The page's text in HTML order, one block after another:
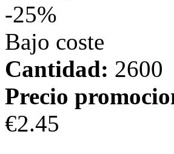
-25%
Bajo coste
Cantidad: 2600
Precio
€2.45